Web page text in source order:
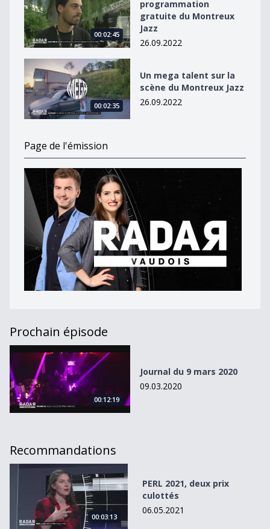
00:02:45
programmation
gratuite du Montreux
Jazz
26.09.2022
Un mega talent sur la scène du Montreux Jazz
00:02:35
Un mega talent sur la
scène du Montreux Jazz
26.09.2022
Page de l'émission
Prochain épisode
Journal du 9 mars 2020
00:12:19
Journal du 9 mars 2020
09.03.2020
Recommandations
PERL 2021, deux prix culottés
00:03:13
PERL 2021, deux prix
culottés
06.05.2021